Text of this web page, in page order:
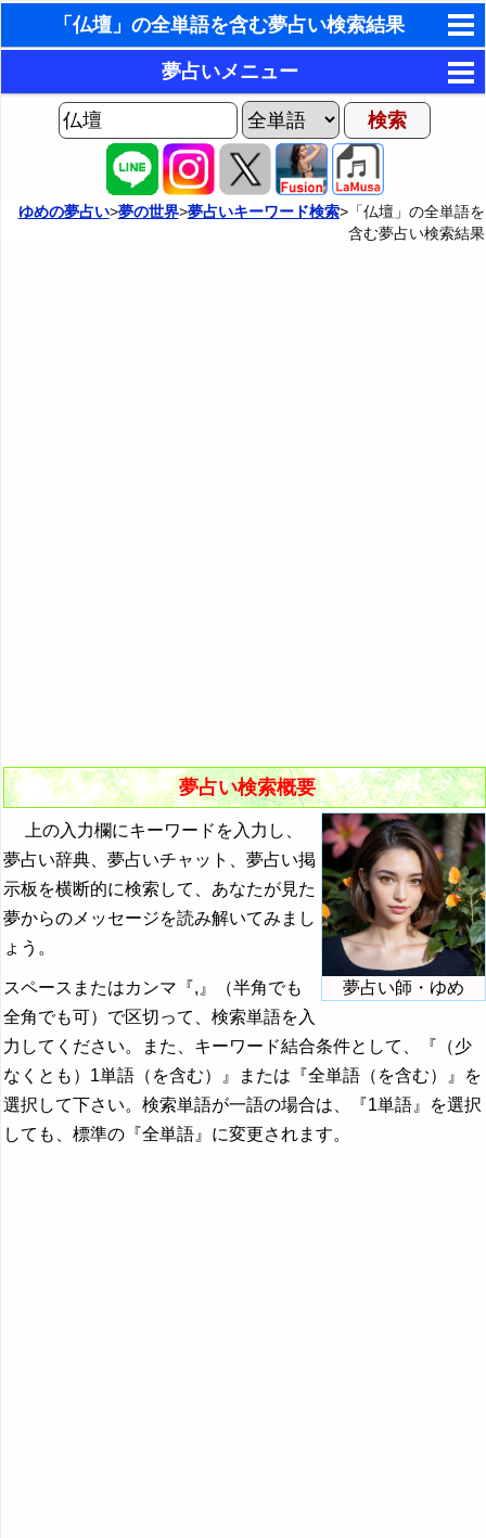
「仏壇」の全単語を含む夢占い検索結果
東洋・西洋占星術
ホラリー占星術
手相占いで未来診断
タロットカードで無料占い
夢占いメニュー
AIゆめの夢占いチャット
ヨセフの夢占い
夢占い掲示板
ゆめの夢占い>夢の世界>夢占いキーワード検索>「仏壇」の全単語を
含む夢占い検索結果
夢占い検索概要
夢占い師・ゆめ
上の入力欄にキーワードを入力し、
夢占い辞典、夢占いチャット、夢占い掲
示板を横断的に検索して、あなたが見た
夢からのメッセージを読み解いてみまし
ょう。
スペースまたはカンマ『,』（半角でも
全角でも可）で区切って、検索単語を入
力してください。また、キーワード結合条件として、『（少
なくとも）1単語（を含む）』または『全単語（を含む）』を
選択して下さい。検索単語が一語の場合は、『1単語』を選択
しても、標準の『全単語』に変更されます。